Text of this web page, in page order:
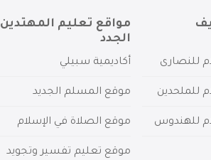
للنصارى
للملحدين
للهندوس
مواقع تعليم المهتدين
الجدد
أكاديمية سبيلي
موقع المسلم الجديد
موقع الصلاة في الإسلام
موقع تعليم تفسير وتجويد